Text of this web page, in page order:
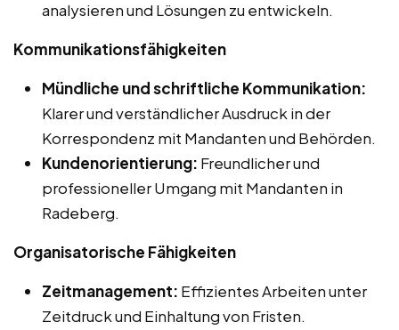
analysieren und Lösungen zu entwickeln.
Kommunikationsfähigkeiten
Mündliche und schriftliche Kommunikation:
Klarer und verständlicher Ausdruck in der
Korrespondenz mit Mandanten und Behörden.
Kundenorientierung: Freundlicher und
professioneller Umgang mit Mandanten in
Radeberg.
Organisatorische Fähigkeiten
Zeitmanagement: Effizientes Arbeiten unter
Zeitdruck und Einhaltung von Fristen.